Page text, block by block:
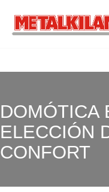
DOMÓTICA
ELECCIÓN
CONFORT